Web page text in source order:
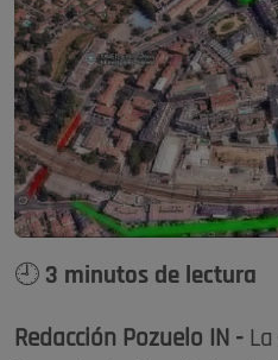
🕘 3 minutos de lectura
Redacción Pozuelo IN -